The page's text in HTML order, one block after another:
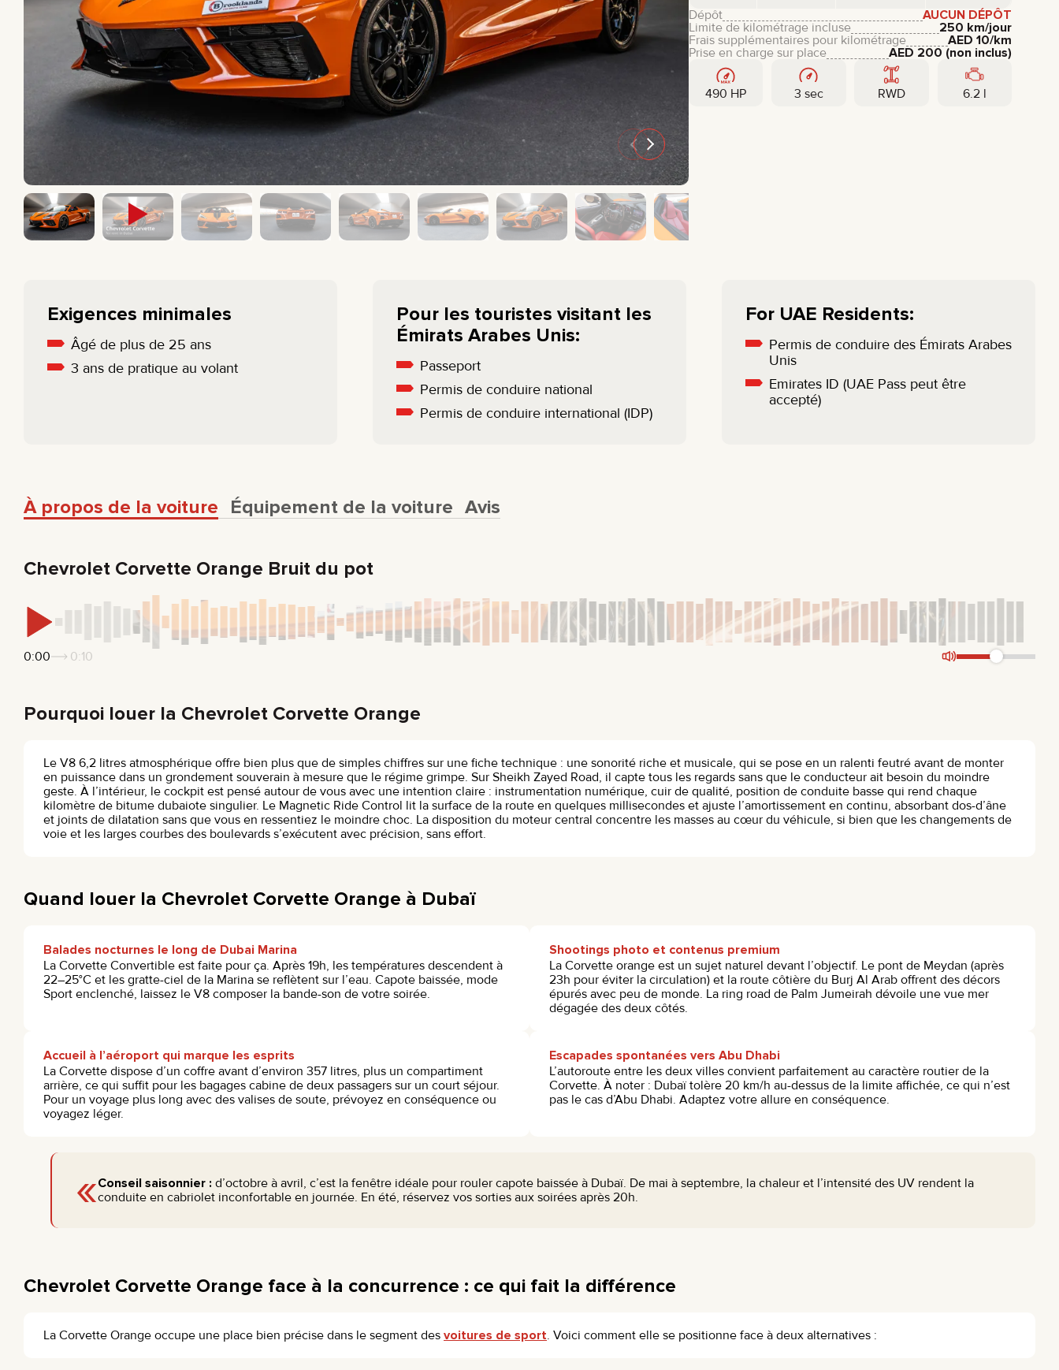
CAMIONNETTE
BERLINE
ÉLECTRIQUE
BMW
MERCEDES
GMC
MAZDA
CHEVROLET
TOYOTA
All cars
Dépôt
AUCUN DÉPÔT
Limite de kilométrage incluse
250 km/jour
Frais supplémentaires pour kilométrage
AED 10/km
Prise en charge sur place
AED 200 (non inclus)
490 HP 3 sec RWD 6.2 l
Exigences minimales
Âgé de plus de 25 ans
3 ans de pratique au volant
Pour les touristes visitant les
Émirats Arabes Unis:
Passeport
Permis de conduire national
Permis de conduire international (IDP)
For UAE Residents:
Permis de conduire des Émirats Arabes
Unis
Emirates ID (UAE Pass peut être
accepté)
À propos de la voiture Équipement de la voiture Avis
Chevrolet Corvette Orange Bruit du pot
0:00 0:10
Pourquoi louer la Chevrolet Corvette Orange
Le V8 6,2 litres atmosphérique offre bien plus que de simples chiffres sur une fiche technique : une sonorité riche et musicale, qui se pose en un ralenti feutré avant de monter
en puissance dans un grondement souverain à mesure que le régime grimpe. Sur Sheikh Zayed Road, il capte tous les regards sans que le conducteur ait besoin du moindre
geste. À l’intérieur, le cockpit est pensé autour de vous avec une intention claire : instrumentation numérique, cuir de qualité, position de conduite basse qui rend chaque
kilomètre de bitume dubaiote singulier. Le Magnetic Ride Control lit la surface de la route en quelques millisecondes et ajuste l’amortissement en continu, absorbant dos-d’âne
et joints de dilatation sans que vous en ressentiez le moindre choc. La disposition du moteur central concentre les masses au cœur du véhicule, si bien que les changements de
voie et les larges courbes des boulevards s’exécutent avec précision, sans effort.
Quand louer la Chevrolet Corvette Orange à Dubaï
Balades nocturnes le long de Dubai Marina
La Corvette Convertible est faite pour ça. Après 19h, les températures descendent à
22–25°C et les gratte-ciel de la Marina se reflètent sur l’eau. Capote baissée, mode
Sport enclenché, laissez le V8 composer la bande-son de votre soirée.
Shootings photo et contenus premium
La Corvette orange est un sujet naturel devant l’objectif. Le pont de Meydan (après
23h pour éviter la circulation) et la route côtière du Burj Al Arab offrent des décors
épurés avec peu de monde. La ring road de Palm Jumeirah dévoile une vue mer
dégagée des deux côtés.
Accueil à l’aéroport qui marque les esprits
La Corvette dispose d’un coffre avant d’environ 357 litres, plus un compartiment
arrière, ce qui suffit pour les bagages cabine de deux passagers sur un court séjour.
Pour un voyage plus long avec des valises de soute, prévoyez en conséquence ou
voyagez léger.
Escapades spontanées vers Abu Dhabi
L’autoroute entre les deux villes convient parfaitement au caractère routier de la
Corvette. À noter : Dubaï tolère 20 km/h au-dessus de la limite affichée, ce qui n’est
pas le cas d’Abu Dhabi. Adaptez votre allure en conséquence.
«Conseil saisonnier : d’octobre à avril, c’est la fenêtre idéale pour rouler capote baissée à Dubaï. De mai à septembre, la chaleur et l’intensité des UV rendent la
conduite en cabriolet inconfortable en journée. En été, réservez vos sorties aux soirées après 20h.
Chevrolet Corvette Orange face à la concurrence : ce qui fait la différence
La Corvette Orange occupe une place bien précise dans le segment des voitures de sport. Voici comment elle se positionne face à deux alternatives :